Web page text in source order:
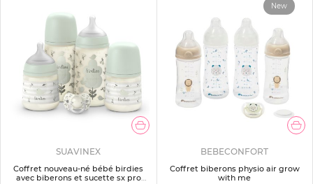
SUAVINEX
Coffret nouveau-né bébé birdies
avec biberons et sucette sx pro
New
BEBECONFORT
Coffret biberons physio air grow
with me